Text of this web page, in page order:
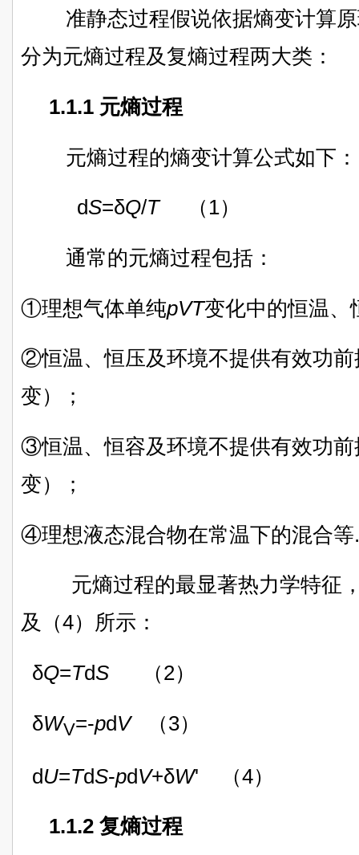
准静态过程假说依据熵变计算原
分为元熵过程及复熵过程两大类：
1.1.1 元熵过程
元熵过程的熵变计算公式如下：
dS=δQ/T（1）
通常的元熵过程包括：
①理想气体单纯pVT变化中的恒温、
②恒温、恒压及环境不提供有效功
变）；
③恒温、恒容及环境不提供有效功
变）；
④理想液态混合物在常温下的混合等.
元熵过程的最显著热力学特征，
及（4）所示：
δQ=TdS （2）
δWV=-pdV（3）
dU=TdS-pdV+δW' （4）
1.1.2 复熵过程